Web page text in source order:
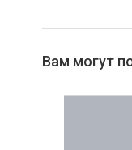
Вам могут